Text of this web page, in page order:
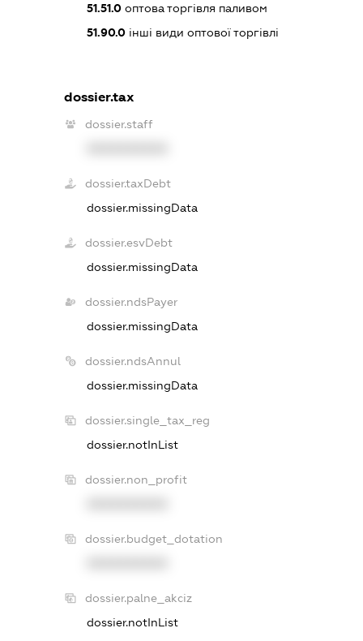
51.51.0оптова торгівля паливом
51.90.0інші види оптової торгівлі
dossier.tax
dossier.staff
dossier.taxDebt
dossier.missingData
dossier.esvDebt
dossier.missingData
dossier.ndsPayer
dossier.missingData
dossier.ndsAnnul
dossier.missingData
dossier.single_tax_reg
dossier.notInList
dossier.non_profit
dossier.budget_dotation
dossier.palne_akciz
dossier.notInList